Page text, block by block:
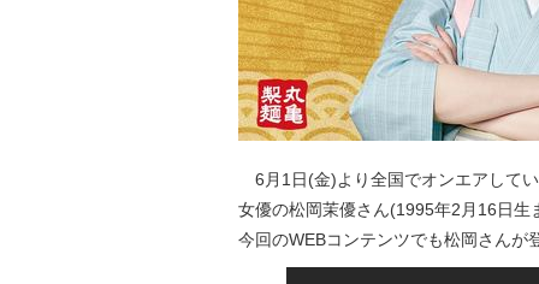
6月1日(金)より全国でオンエアして
女優の松岡茉優さん(1995年2月16日
今回のWEBコンテンツでも松岡さんが